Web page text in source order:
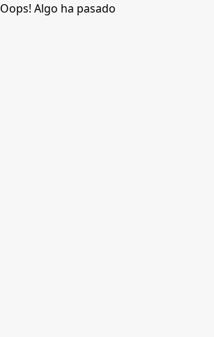
Oops! Algo ha pasado